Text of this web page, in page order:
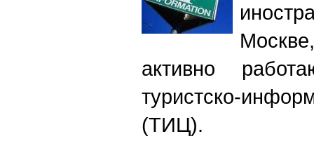
активно
туристско-
(ТИЦ).